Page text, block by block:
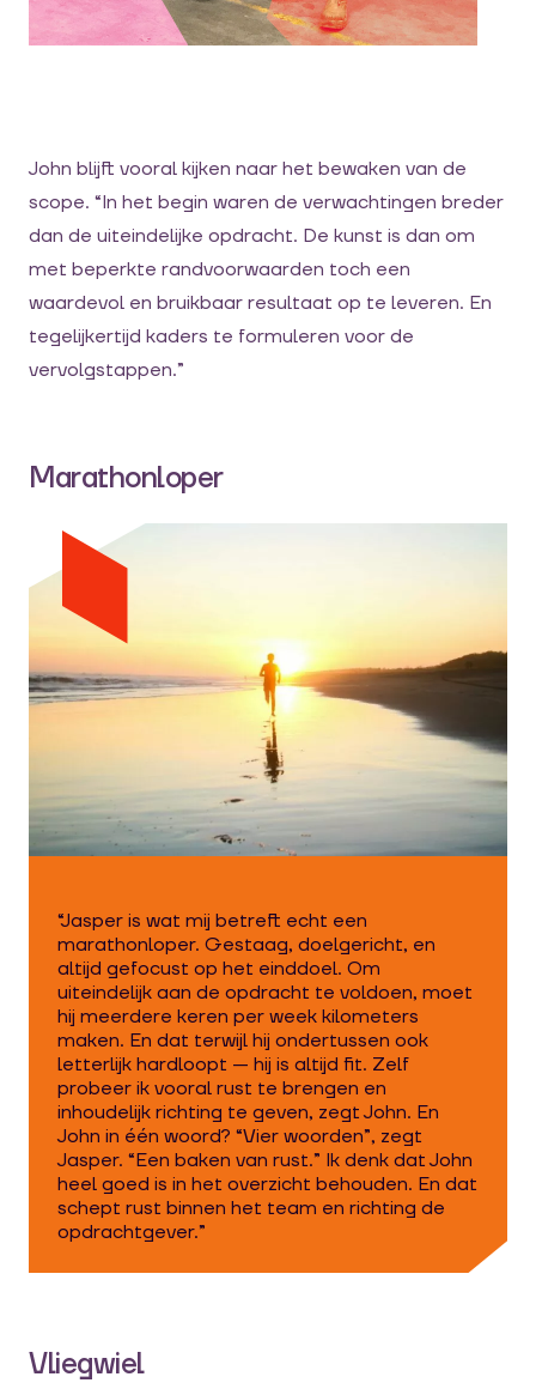
John blijft vooral kijken naar het bewaken van de
scope. “In het begin waren de verwachtingen breder
dan de uiteindelijke opdracht. De kunst is dan om
met beperkte randvoorwaarden toch een
waardevol en bruikbaar resultaat op te leveren. En
tegelijkertijd kaders te formuleren voor de
vervolgstappen.”
Marathonloper
“Jasper is wat mij betreft echt een
marathonloper. Gestaag, doelgericht, en
altijd gefocust op het einddoel. Om
uiteindelijk aan de opdracht te voldoen, moet
hij meerdere keren per week kilometers
maken. En dat terwijl hij ondertussen ook
letterlijk hardloopt — hij is altijd fit. Zelf
probeer ik vooral rust te brengen en
inhoudelijk richting te geven, zegt John. En
John in één woord? “Vier woorden”, zegt
Jasper. “Een baken van rust.” Ik denk dat John
heel goed is in het overzicht behouden. En dat
schept rust binnen het team en richting de
opdrachtgever.”
Vliegwiel